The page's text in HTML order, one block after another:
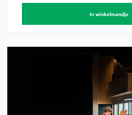
In winkelmandje